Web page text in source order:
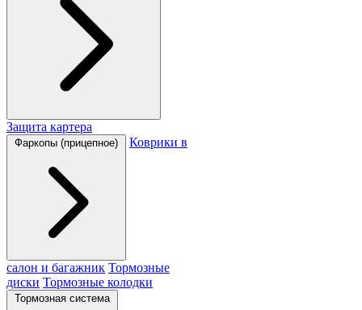
Защита картера
Фаркопы (прицепное) Коврики в
салон и багажник Тормозные
диски Тормозные колодки
Тормозная система